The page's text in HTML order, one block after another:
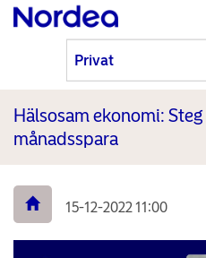
Hälsosam ekonomi:
månadsspara
15-12-2022 11:00